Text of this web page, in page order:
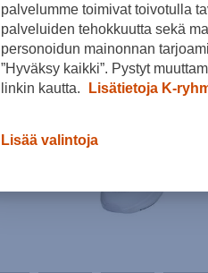
palvelumme toimivat toivotulla
palveluiden tehokkuutta sekä
personoidun mainonnan
”Hyväksy kaikki”. Pystyt
linkin kautta.
Lisätietoja K-
Lisää valintoja